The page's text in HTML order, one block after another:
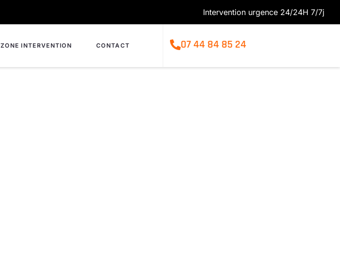
Intervention urgence 24/24H 7/7j
ZONE INTERVENTION CONTACT 07 44 84 85 24